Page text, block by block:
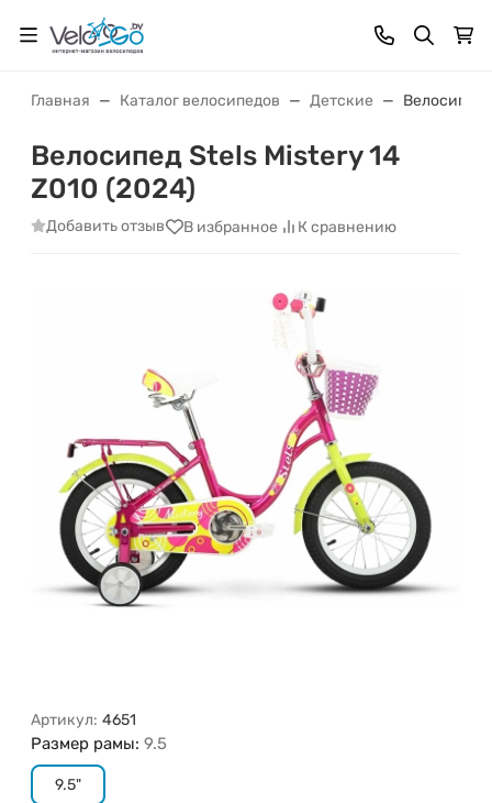
Главная Каталог велосипедов Детские Велосипед
Велосипед Stels Mistery 14
Z010 (2024)
Добавить отзыв В избранное К сравнению
Артикул: 4651
Размер рамы: 9.5
9.5"